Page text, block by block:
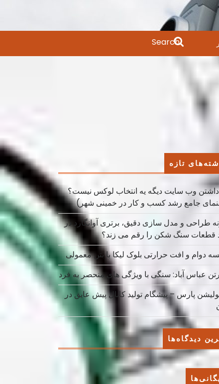
Search
for:
تازه
وب سایت دیگه یه انتخاب لوکس نیست؟
جامع رشد کسب ‌و کار در خمینی ‌شهر)
طراحی و مدل سازی دقیق، برتری آوانگارد در
قطعات سنگ شکن را رقم می زند؟
دوام و افت حرارتی بلوک لیکا با بتن معمولی
عباس آباد: سنگی با ویژگی های منحصر به فرد
پارس – پیشگام تولید کانال پیش عایق در
دیدگاه‌ها